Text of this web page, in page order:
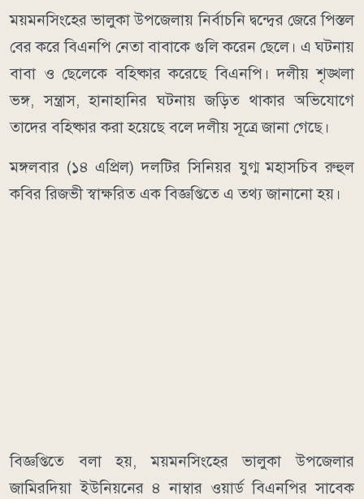
ময়মনসিংহের ভালুকা উপজেলায় নির্বাচনি দ্বন্দ্বের জেরে পিস্তল
বের করে বিএনপি নেতা বাবাকে গুলি করেন ছেলে। এ ঘটনায়
বাবা ও ছেলেকে বহিষ্কার করেছে বিএনপি। দলীয় শৃঙ্খলা
ভঙ্গ, সন্ত্রাস, হানাহানির ঘটনায় জড়িত থাকার অভিযোগে
তাদের বহিষ্কার করা হয়েছে বলে দলীয় সূত্রে জানা গেছে।
মঙ্গলবার (১৪ এপ্রিল) দলটির সিনিয়র যুগ্ম মহাসচিব রুহুল
কবির রিজভী স্বাক্ষরিত এক বিজ্ঞপ্তিতে এ তথ্য জানানো হয়।
বিজ্ঞপ্তিতে বলা হয়, ময়মনসিংহের ভালুকা উপজেলার
জামিরদিয়া ইউনিয়নের ৪ নাম্বার ওয়ার্ড বিএনপির সাবেক